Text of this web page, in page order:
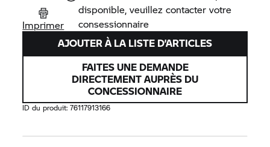
Imprimer
disponible, veuillez contacter votre
consessionnaire
AJOUTER À LA LISTE D’ARTICLES
FAITES UNE DEMANDE
DIRECTEMENT AUPRÈS DU
CONCESSIONNAIRE
ID du produit:76117913166